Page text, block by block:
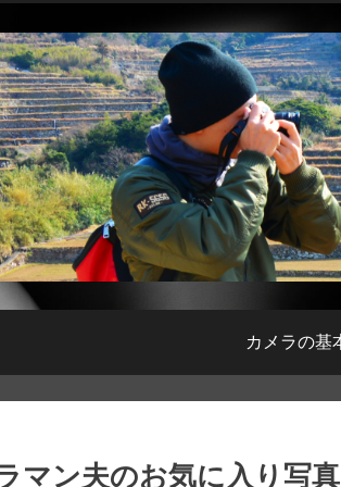
カメラの基
マン夫のお気に入り写真